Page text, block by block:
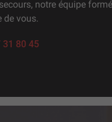
notre équipe
de vous.
31 80 45